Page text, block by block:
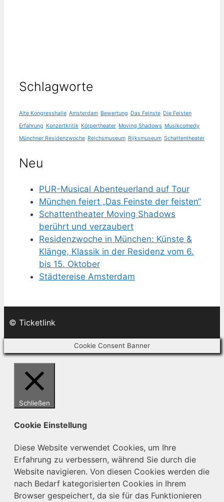
Schlagworte
Alte Kongresshalle Amsterdam Bewertung Das Feinste Die Feisten
Erfahrung Konzertkritik Körpertheater Moving Shadows Musikcomedy
Münchner Residenzwoche Reichsmuseum Rijksmuseum Schattentheater
Neu
PUR-Musical Abenteuerland auf Tour
München feiert „Das Feinste der feisten“
Schattentheater Moving Shadows
berührt und verzaubert
Residenzwoche in München: Künste &
Klänge, Klassik in der Residenz vom 6.
bis 15. Oktober
Städtereise Amsterdam
© Ticketlink
Cookie Consent Banner
Schließen
Cookie Einstellung
Diese Website verwendet Cookies, um Ihre
Erfahrung zu verbessern, während Sie durch die
Website navigieren. Von diesen Cookies werden die
nach Bedarf kategorisierten Cookies in Ihrem
Browser gespeichert, da sie für das Funktionieren